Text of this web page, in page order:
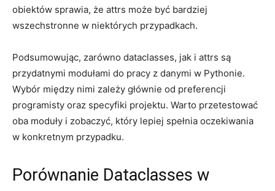
obiektów sprawia, ‌że attrs może być ​bardziej
wszechstronne w niektórych ‌przypadkach.
Podsumowując, zarówno dataclasses,​ jak ​i attrs są
przydatnymi modułami do pracy ⁤z danymi w Pythonie.
Wybór ‍między nimi zależy głównie od preferencji
programisty oraz specyfiki projektu. Warto ‍przetestować
oba⁤ moduły i⁢ zobaczyć, który ​lepiej spełnia ⁤oczekiwania
w konkretnym przypadku.
Porównanie Dataclasses w